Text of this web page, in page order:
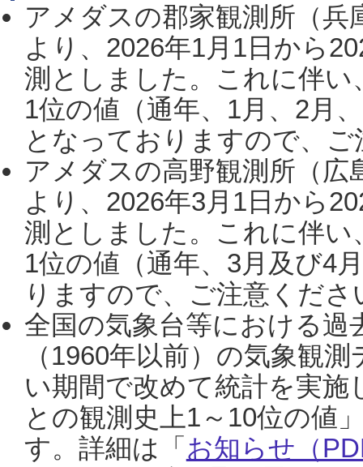
アメダスの郡家観測所（
より、2026年1月1日から
測としました。これに伴い
1位の値（通年、1月、2月
となっておりますので、
アメダスの高野観測所（
より、2026年3月1日から
測としました。これに伴い
1位の値（通年、3月及び4
りますので、ご注意くだ
全国の気象台等における過
（1960年以前）の気象観
い期間で改めて統計を実
との観測史上1～10位の値
す。詳細は「 お知らせ（